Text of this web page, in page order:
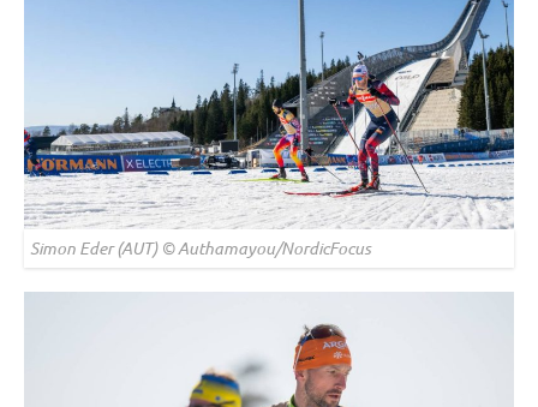
Simon Eder (AUT) © Authamayou/NordicFocus